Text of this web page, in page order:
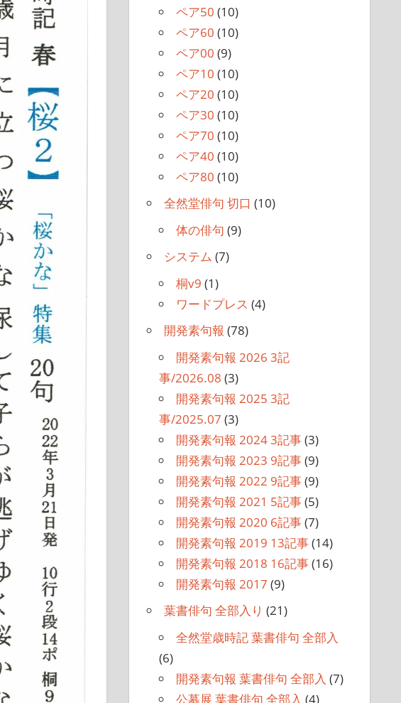
ペア50 (10)
ペア60 (10)
ペア00 (9)
ペア10 (10)
ペア20 (10)
ペア30 (10)
ペア70 (10)
ペア40 (10)
ペア80 (10)
全然堂俳句 切口 (10)
体の俳句 (9)
システム (7)
桐v9 (1)
ワードプレス (4)
開発素句報 (78)
開発素句報 2026 3記
事/2026.08 (3)
開発素句報 2025 3記
事/2025.07 (3)
開発素句報 2024 3記事(3)
開発素句報 2023 9記事(9)
開発素句報 2022 9記事(9)
開発素句報 2021 5記事(5)
開発素句報 2020 6記事(7)
開発素句報 2019 13記事(14)
開発素句報 2018 16記事(16)
開発素句報 2017 (9)
葉書俳句 全部入り (21)
全然堂歳時記 葉書俳句 全部入
(6)
開発素句報 葉書俳句 全部入 (7)
公募展 葉書俳句 全部入 (4)